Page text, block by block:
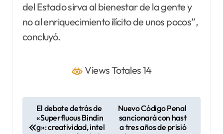
del Estado sirva al bienestar de la gente y
no al enriquecimiento ilícito de unos pocos”,
concluyó.
Views Totales 14
El debate detrás de
«Superfluous Bindin
g»: creatividad, intel
Nuevo Código Penal
sancionará con hast
a tres años de prisió